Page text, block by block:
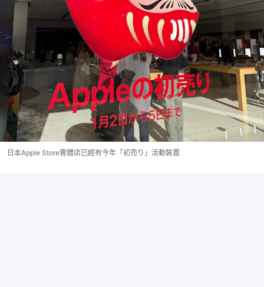
日本Apple Store實體店已經有今年「初売り」活動裝置